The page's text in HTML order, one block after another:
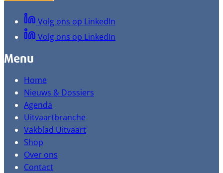
Volg ons op LinkedIn
Volg ons op LinkedIn
Menu
Home
Nieuws & Dossiers
Agenda
Uitvaartbranche
Vakblad Uitvaart
Shop
Over ons
Contact